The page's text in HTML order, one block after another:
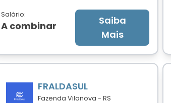
integração de colaboradores,
controle de documentos,
atendimento aos colaboradores e
rotinas administrativas do setor.
Contribuir para a organização dos
processos de RH, garantindo o
cumprimento das políticas internas
e da legislação trabalhista.
Salário:
A combinar
Saiba
Mais
FRALDASUL
Fazenda Vilanova - RS